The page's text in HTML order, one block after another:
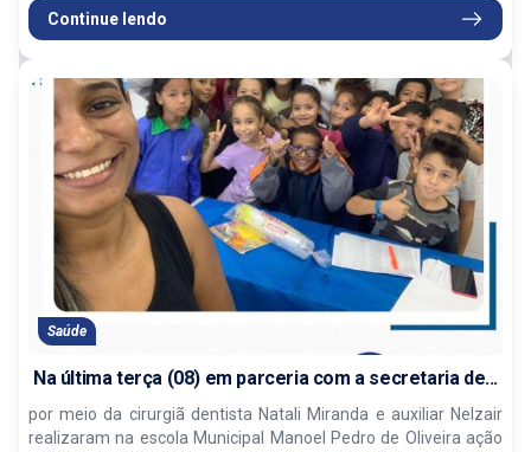
Continue lendo
Saúde
Na última terça (08) em parceria com a secretaria de...
por meio da cirurgiã dentista Natali Miranda e auxiliar Nelzair
realizaram na escola Municipal Manoel Pedro de Oliveira ação